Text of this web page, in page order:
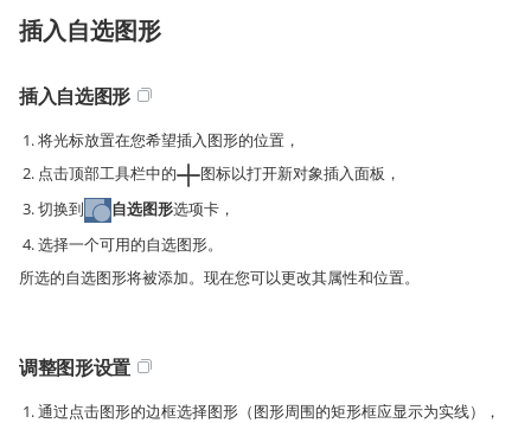
插入自选图形
插入自选图形
将光标放置在您希望插入图形的位置，
点击顶部工具栏中的
图标以打开新对象插入面板，
切换到
自选图形选项卡，
选择一个可用的自选图形。
所选的自选图形将被添加。现在您可以更改其属性和位置。
调整图形设置
通过点击图形的边框选择图形（图形周围的矩形框应显示为实线），